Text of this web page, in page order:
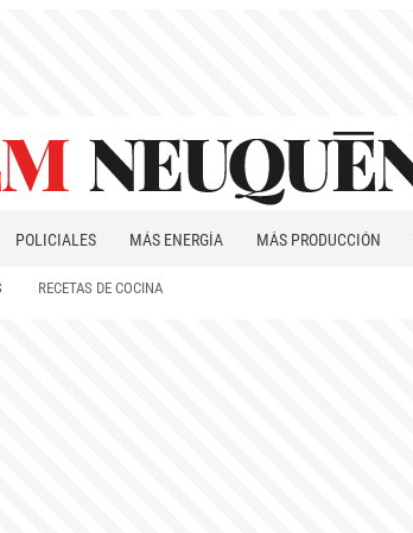
POLICIALES MÁS ENERGÍA MÁS PRODUCCIÓN
RECETAS DE COCINA